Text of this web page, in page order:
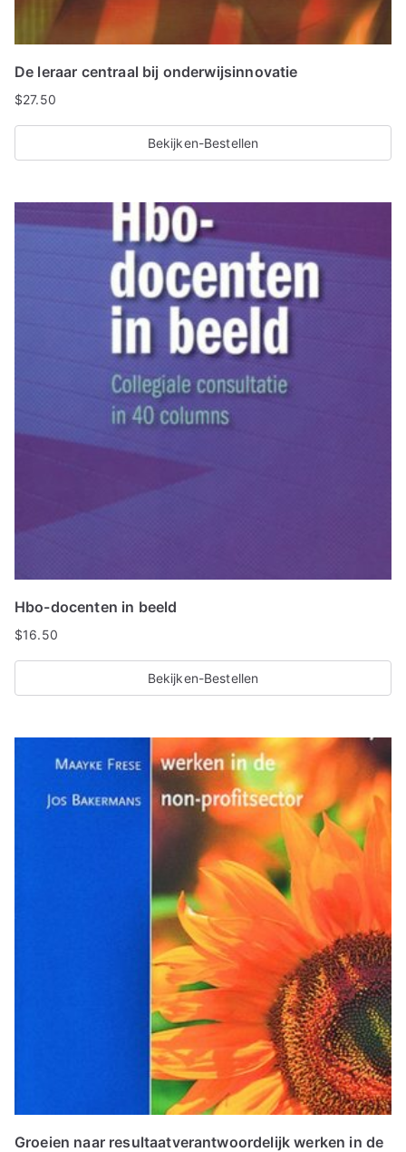
De leraar centraal bij onderwijsinnovatie
$27.50
Bekijken-Bestellen
Hbo-docenten in beeld
$16.50
Bekijken-Bestellen
Groeien naar resultaatverantwoordelijk werken in de